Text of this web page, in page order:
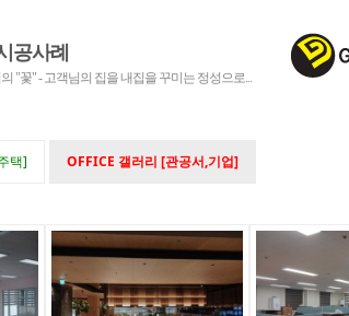
공사례
"꽃" - 고객님의 집을 내집을 꾸미는 정성으로...
택] OFFICE 갤러리 [관공서,기업]